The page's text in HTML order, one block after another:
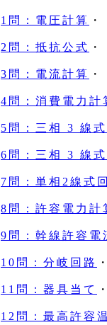
1問：電圧計算
2問：抵抗公式
3問：電流計算
4問：消費電力計
5問：三相 3 線
6問：三相 3 線
7問：単相2線式
8問：許容電力計
9問：幹線許容電
10問：分岐回路
11問：器具当て
12問：最高許容